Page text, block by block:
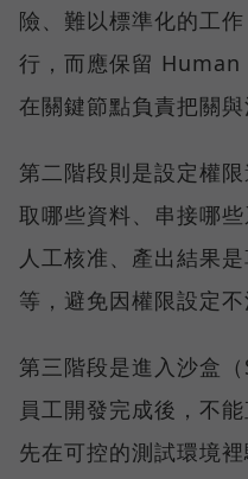
險、難以標準化的工
行，而應保留
在關鍵節點負責把關與
第二階段則是設定權
取哪些資料、串接哪
人工核准、產出結果
等，避免因權限設定不
第三階段是進入沙盒
員工開發完成後，不
先在可控的測試環境